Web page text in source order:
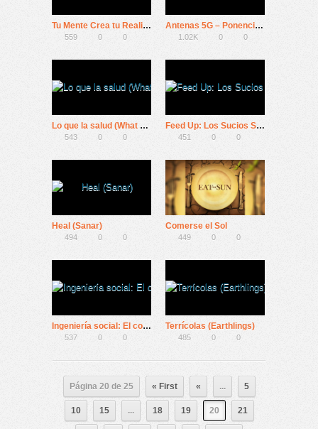
Tu Mente Crea tu Realidad – Joe Dispenza
559 0 0
Antenas 5G – Ponencias Zen con Suzanne Powell
1.02K 0 0
Lo que la salud (What The Health)
543 0 0
Feed Up: Los Sucios Secretos de la Industria de la Alimentación
451 0 0
Heal (Sanar)
494 0 0
Comerse el Sol
449 0 0
Ingeniería social: El control de la humanidad
537 0 0
Terrícolas (Earthlings)
485 0 0
Página 20 de 25 « First « ... 5
10 15 ... 18 19 20 21